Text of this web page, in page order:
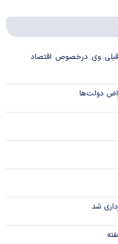
قبلی وی درخصوص اقتصاد
دولت‌ها
شد